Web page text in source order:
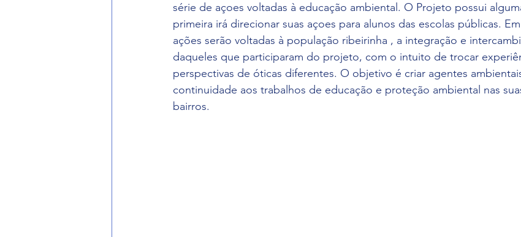
série de açoes voltadas à educação ambiental. O Projeto possui
primeira irá direcionar suas açoes para alunos das escolas públicas.
ações serão voltadas à população ribeirinha , a integração e
daqueles que participaram do projeto, com o intuito de trocar
perspectivas de óticas diferentes. O objetivo é criar agentes
continuidade aos trabalhos de educação e proteção ambiental nas
bairros.